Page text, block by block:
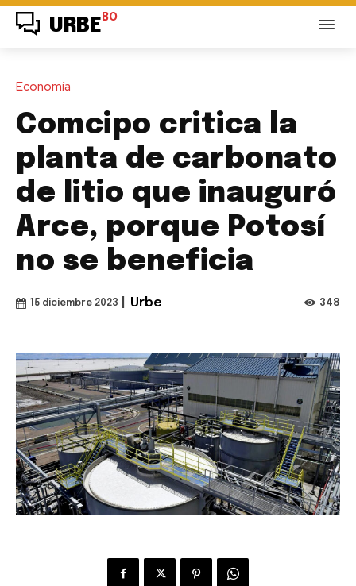
URBE BO
Economía
Comcipo critica la
planta de carbonato
de litio que inauguró
Arce, porque Potosí
no se beneficia
15 diciembre 2023 Urbe 348